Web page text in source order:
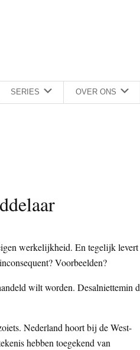
SERIES OVER ONS
werkelijkheid. En tegelijk
Voorbeelden?
wilt worden. Desalniettemin
Nederland hoort bij de West-
hebben toegekend van